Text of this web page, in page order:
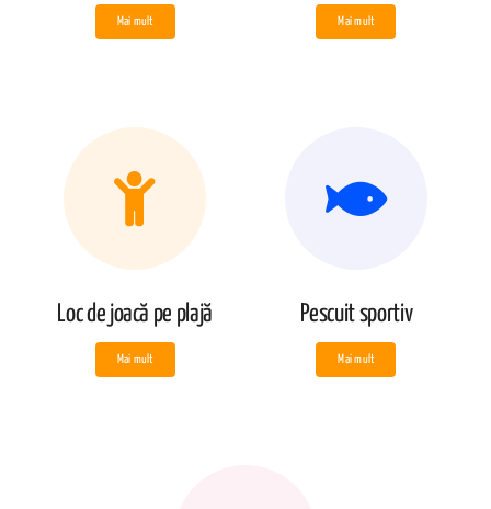
Mai mult Mai mult
Loc de joacă pe plajă
Mai mult
Pescuit sportiv
Mai mult